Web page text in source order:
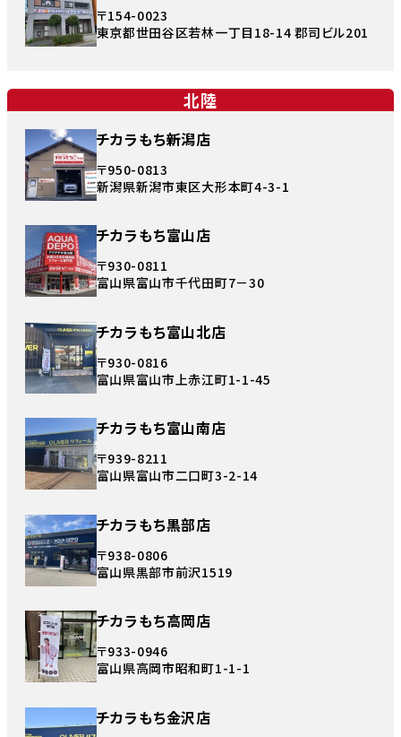
〒154-0023
東京都世田谷区若林一丁目18-14 郡司ビル201
北陸
チカラもち新潟店
〒950-0813
新潟県新潟市東区大形本町4-3-1
チカラもち富山店
〒930-0811
富山県富山市千代田町7－30
チカラもち富山北店
〒930-0816
富山県富山市上赤江町1-1-45
チカラもち富山南店
〒939-8211
富山県富山市二口町3-2-14
チカラもち黒部店
〒938-0806
富山県黒部市前沢1519
チカラもち高岡店
〒933-0946
富山県高岡市昭和町1-1-1
チカラもち金沢店